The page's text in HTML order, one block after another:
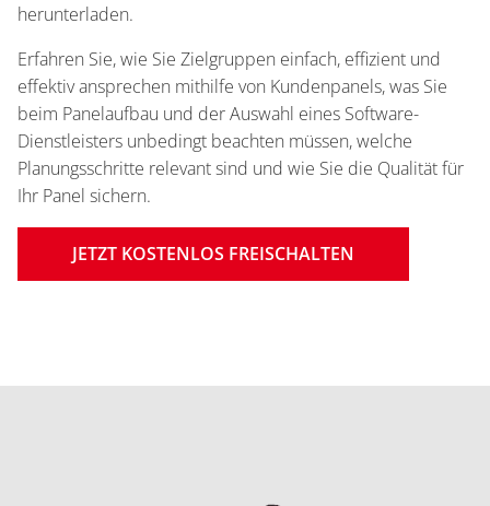
herunterladen.
Erfahren Sie, wie Sie Zielgruppen einfach, effizient und
effektiv ansprechen mithilfe von Kundenpanels, was Sie
beim Panelaufbau und der Auswahl eines Software-
Dienstleisters unbedingt beachten müssen, welche
Planungsschritte relevant sind und wie Sie die Qualität für
Ihr Panel sichern.
JETZT KOSTENLOS FREISCHALTEN